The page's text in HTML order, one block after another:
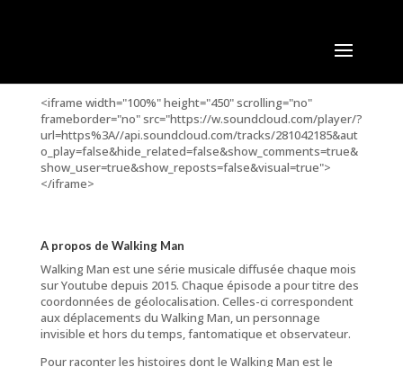
<iframe width="100%" height="450" scrolling="no"
frameborder="no" src="https://w.soundcloud.com/player/?
url=https%3A//api.soundcloud.com/tracks/281042185&aut
o_play=false&hide_related=false&show_comments=true&
show_user=true&show_reposts=false&visual=true">
</iframe>
A propos de Walking Man
Walking Man est une série musicale diffusée chaque mois
sur Youtube depuis 2015. Chaque épisode a pour titre des
coordonnées de géolocalisation. Celles-ci correspondent
aux déplacements du Walking Man, un personnage
invisible et hors du temps, fantomatique et observateur.
Pour raconter les histoires dont le Walking Man est le